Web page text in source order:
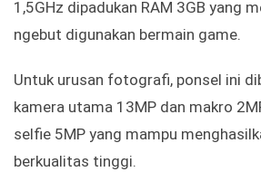
1,5GHz dipadukan RAM 3GB yang
ngebut digunakan bermain game.
Untuk urusan fotografi, ponsel ini
kamera utama 13MP dan makro
selfie 5MP yang mampu
berkualitas tinggi.